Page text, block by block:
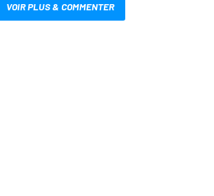
VOIR PLUS & COMMENTER